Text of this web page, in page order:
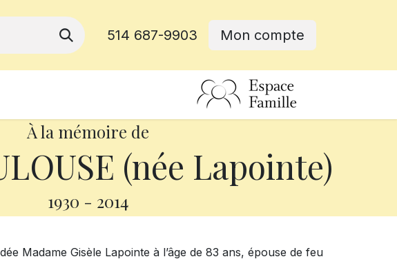
514 687-9903 Mon compte
À la mémoire de
(née Lapointe)
1930 - 2014
Madame Gisèle Lapointe à l’âge de 83 ans, épouse de feu